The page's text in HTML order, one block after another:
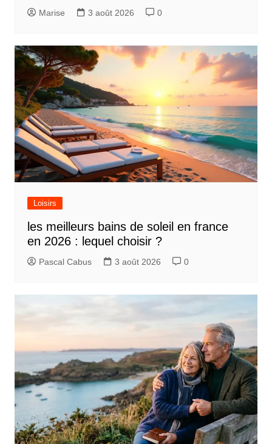
Marise 3 août 2026 0
Loisirs
les meilleurs bains de soleil en france
en 2026 : lequel choisir ?
Pascal Cabus 3 août 2026 0